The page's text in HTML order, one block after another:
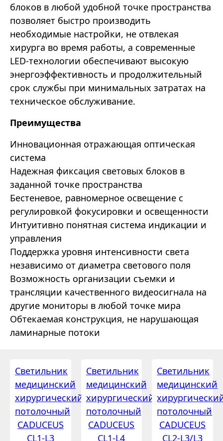
блоков в любой удобной точке пространства
позволяет быстро производить
необходимые настройки, не отвлекая
хирурга во время работы, а современные
LED-технологии обеспечивают высокую
энергоэффективность и продолжительный
срок службы при минимальных затратах на
техническое обслуживание.
Преимущества
Инновационная отражающая оптическая
система
Надежная фиксация световых блоков в
заданной точке пространства
Бестеневое, равномерное освещение с
регулировкой фокусировки и освещенности
Интуитивно понятная система индикации и
управления
Поддержка уровня интенсивности света
независимо от диаметра светового поля
Возможность организации съемки и
трансляции качественного видеосигнала на
другие мониторы в любой точке мира
Обтекаемая конструкция, не нарушающая
ламинарные потоки
Светильник
медицинский
хирургический
потолочный
CADUCEUS
CL1-L3
Светильник
медицинский
хирургический
потолочный
CADUCEUS
CL1-L4
Светильник
медицинский
потолочный
CADUCEUS
CL2-L3/L3